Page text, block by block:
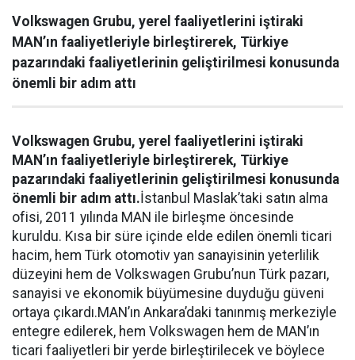
Volkswagen Grubu, yerel faaliyetlerini iştiraki
MAN’ın faaliyetleriyle birleştirerek, Türkiye
pazarındaki faaliyetlerinin geliştirilmesi konusunda
önemli bir adım attı
Volkswagen Grubu, yerel faaliyetlerini iştiraki
MAN’ın faaliyetleriyle birleştirerek, Türkiye
pazarındaki faaliyetlerinin geliştirilmesi konusunda
önemli bir adım attı.İstanbul Maslak’taki satın alma
ofisi, 2011 yılında MAN ile birleşme öncesinde
kuruldu. Kısa bir süre içinde elde edilen önemli ticari
hacim, hem Türk otomotiv yan sanayisinin yeterlilik
düzeyini hem de Volkswagen Grubu’nun Türk pazarı,
sanayisi ve ekonomik büyümesine duyduğu güveni
ortaya çıkardı.MAN’ın Ankara’daki tanınmış merkeziyle
entegre edilerek, hem Volkswagen hem de MAN’ın
ticari faaliyetleri bir yerde birleştirilecek ve böylece